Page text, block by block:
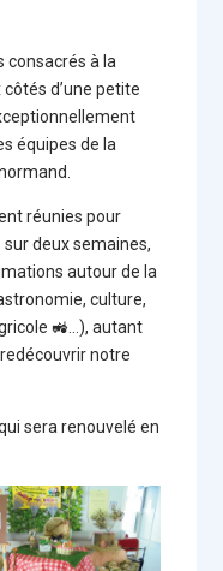
consacrés à la
d’une petite
équipes de la
réunies pour
deux semaines,
autour de la
culture,
🚜…), autant
notre
sera renouvelé en